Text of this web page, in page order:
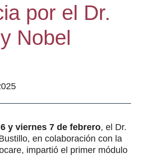
por el Dr.
Nobel
y viernes 7 de febrero, el Dr.
en colaboración con la
impartió el primer módulo